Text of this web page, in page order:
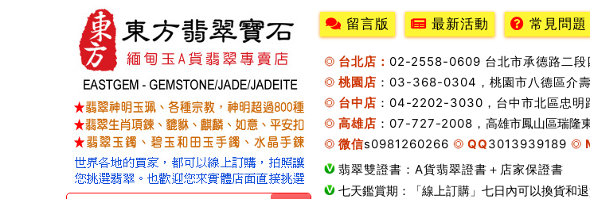
留言版 最新活動 常見問題
台北店： 02-2558-0609 台北市承德路二段
桃園店 ：03-368-0304，桃園市八德區介
台中店 ：04-2202-3030，台中市北區忠
高雄店 ：07-727-2008， 高雄市鳳山區瑞隆
微信s0981260266 QQ3013939189
翡翠雙證書：A貨翡翠證書＋店家保證書
七天鑑賞期：「線上訂購」七日內可以換貨和退